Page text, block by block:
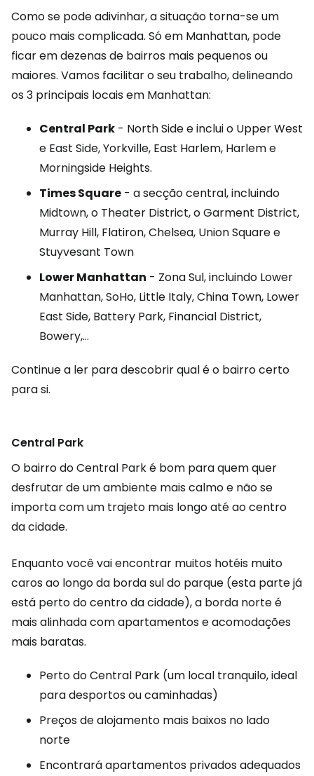
Como se pode adivinhar, a situação torna-se um
pouco mais complicada. Só em Manhattan, pode
ficar em dezenas de bairros mais pequenos ou
maiores. Vamos facilitar o seu trabalho, delineando
os 3 principais locais em Manhattan:
Central Park - North Side e inclui o Upper West
e East Side, Yorkville, East Harlem, Harlem e
Morningside Heights.
Times Square - a secção central, incluindo
Midtown, o Theater District, o Garment District,
Murray Hill, Flatiron, Chelsea, Union Square e
Stuyvesant Town
Lower Manhattan - Zona Sul, incluindo Lower
Manhattan, SoHo, Little Italy, China Town, Lower
East Side, Battery Park, Financial District,
Bowery,...
Continue a ler para descobrir qual é o bairro certo
para si.
Central Park
O bairro do Central Park é bom para quem quer
desfrutar de um ambiente mais calmo e não se
importa com um trajeto mais longo até ao centro
da cidade.
Enquanto você vai encontrar muitos hotéis muito
caros ao longo da borda sul do parque (esta parte já
está perto do centro da cidade), a borda norte é
mais alinhada com apartamentos e acomodações
mais baratas.
Perto do Central Park (um local tranquilo, ideal
para desportos ou caminhadas)
Preços de alojamento mais baixos no lado
norte
Encontrará apartamentos privados adequados